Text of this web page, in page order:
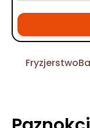
Fryzjerstwo